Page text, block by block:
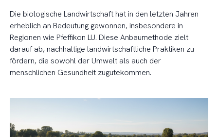
Die biologische Landwirtschaft hat in den letzten Jahren
erheblich an Bedeutung gewonnen, insbesondere in
Regionen wie Pfeffikon LU. Diese Anbaumethode zielt
darauf ab, nachhaltige landwirtschaftliche Praktiken zu
fördern, die sowohl der Umwelt als auch der
menschlichen Gesundheit zugutekommen.